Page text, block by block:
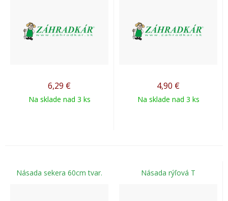
6,29 €
Na sklade nad 3 ks
4,90 €
Na sklade nad 3 ks
Násada sekera 60cm tvar. Násada rýľová T